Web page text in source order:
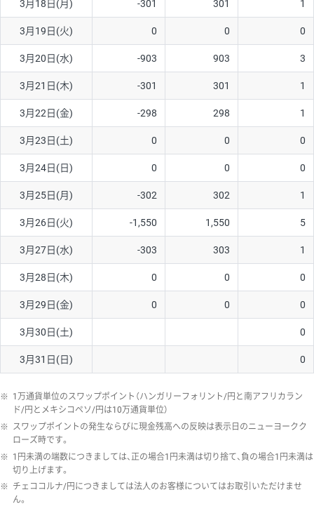
3月18日(月) -301 301 1
3月19日(火) 0 0 0
3月20日(水) -903 903 3
3月21日(木) -301 301 1
3月22日(金) -298 298 1
3月23日(土) 0 0 0
3月24日(日) 0 0 0
3月25日(月) -302 302 1
3月26日(火) -1,550 1,550 5
3月27日(水) -303 303 1
3月28日(木) 0 0 0
3月29日(金) 0 0 0
3月30日(土) 0
3月31日(日) 0
※ 1万通貨単位のスワップポイント（ハンガリーフォリント/円と南アフリカラン
ド/円とメキシコペソ/円は10万通貨単位）
※ スワップポイントの発生ならびに現金残高への反映は表示日のニューヨークク
ローズ時です。
※ 1円未満の端数につきましては、正の場合1円未満は切り捨て、負の場合1円未満は
切り上げます。
※ チェココルナ/円につきましては法人のお客様についてはお取引いただけませ
ん。